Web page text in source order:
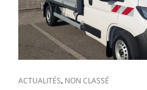
CAT
ACTUALITÉS, NON CLASSÉ